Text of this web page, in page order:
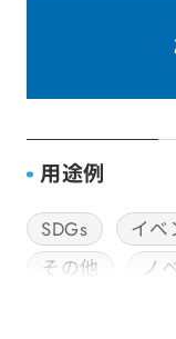
用途例
SDGs イベ
その他
ノ